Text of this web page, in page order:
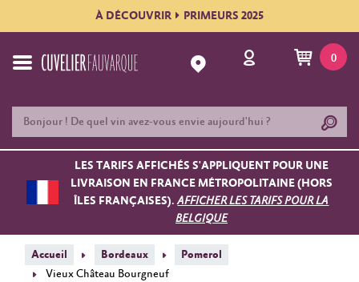
À DÉCOUVRIR PRIMEURS 2025
0
LES TARIFS AFFICHÉS S'APPLIQUENT POUR UNE
LIVRAISON EN FRANCE MÉTROPOLITAINE (HORS
ÎLES FRANÇAISES).AFFICHER LES TARIFS POUR LA
BELGIQUE
Accueil Bordeaux
Pomerol
Vieux Château Bourgneuf